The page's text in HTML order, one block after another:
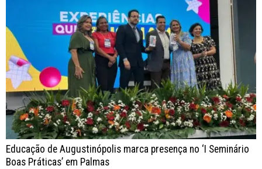
Educação de Augustinópolis marca presença no ‘I Seminário
Boas Práticas’ em Palmas